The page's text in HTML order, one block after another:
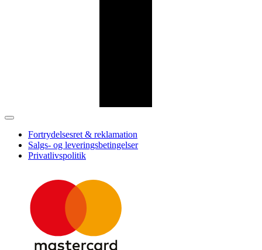
Fortrydelsesret & reklamation
Salgs- og leveringsbetingelser
Privatlivspolitik